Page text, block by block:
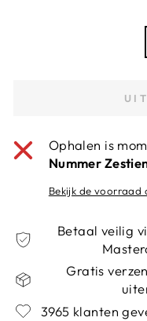
Ophalen is
Nummer
Bekijk de voorraad
Betaal veilig
Gratis
3965 klanten